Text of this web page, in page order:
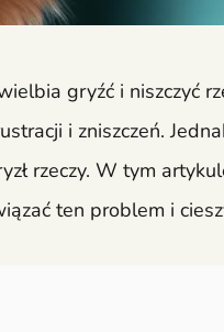
gryźć i niszczyć
i zniszczeń.
rzeczy. W tym
ten problem i